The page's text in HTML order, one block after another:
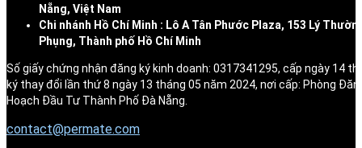
Nẵng, Việt Nam
Chi nhánh Hồ Chí Minh : Lô A Tân Phước Plaza, 153 Lý
Phụng, Thành phố Hồ Chí Minh
Số giấy chứng nhận đăng ký kinh doanh: 0317341295, cấp ngày 14
ký thay đổi lần thứ 8 ngày 13 tháng 05 năm 2024, nơi cấp: Phòng
Hoạch Đầu Tư Thành Phố Đà Nẵng.
contact@permate.com